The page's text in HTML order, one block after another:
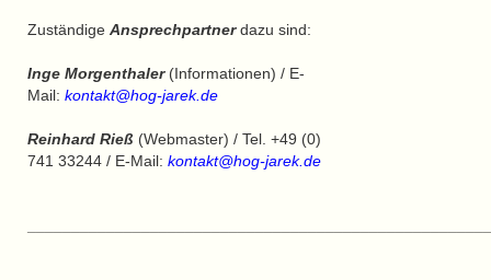
Zuständige Ansprechpartnerdazu sind:
Inge Morgenthaler(Informationen) / E-
Mail: kontakt@hog-jarek.de
Reinhard Rieß (Webmaster) / Tel. +49 (0)
741 33244 / E-Mail: kontakt@hog-jarek.de